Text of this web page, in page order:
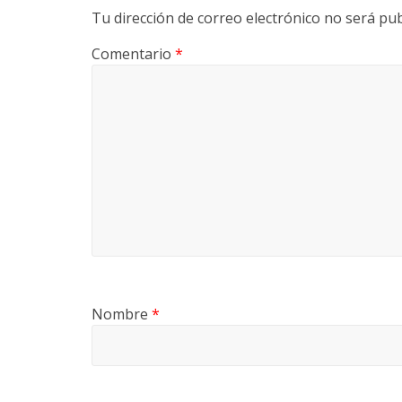
v
A
Tu dirección de correo electrónico no será
Comentario *
Nombre *